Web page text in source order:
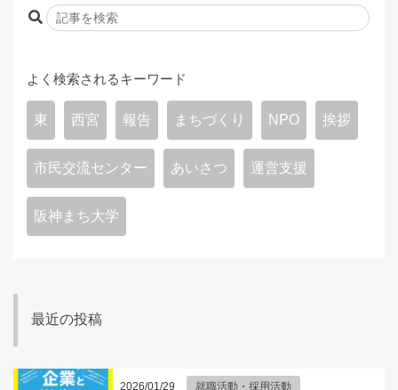
よく検索されるキーワード
東 西宮 報告 まちづくり NPO 挨拶
市民交流センター あいさつ 運営支援
阪神まち大学
最近の投稿
2026/01/29 就職活動・採用活動